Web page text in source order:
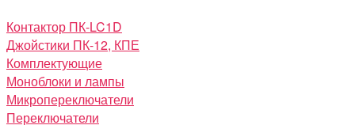
Контактор ПК-LC1D
Джойстики ПК-12, КПЕ
Комплектующие
Моноблоки и лампы
Микропереключатели
Переключатели